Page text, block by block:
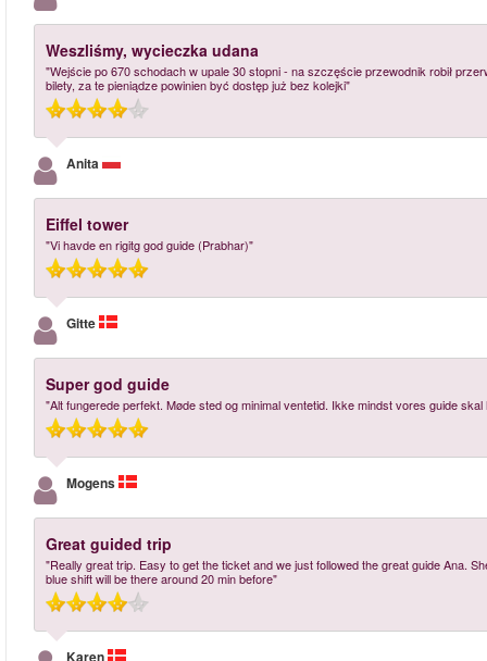
Weszliśmy, wycieczka udana
"Wejście po 670 schodach w upale 30 stopni - na szczęście przewodnik robił
bilety, za te pieniądze powinien być dostęp już bez kolejki"
Anita
Eiffel tower
"Vi havde en rigitg god guide (Prabhar)"
Gitte
Super god guide
"Alt fungerede perfekt. Møde sted og minimal ventetid. Ikke mindst vores guide
Mogens
Great guided trip
"Really great trip. Easy to get the ticket and we just followed the great guide Ana.
blue shift will be there around 20 min before"
Karen